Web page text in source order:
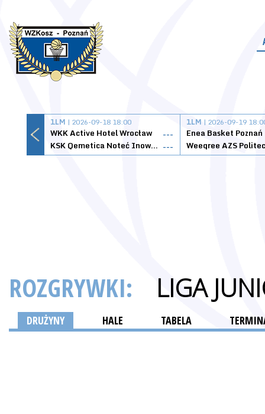
1LM | 2026-09-18 18:00
WKK Active Hotel Wrocław
---
KSK Qemetica Noteć Inowrocław ---
1LM | 2026-09-19
Enea Basket Poznań
ROZGRYWKI: LIGA
DRUŻYNY HALE TABELA